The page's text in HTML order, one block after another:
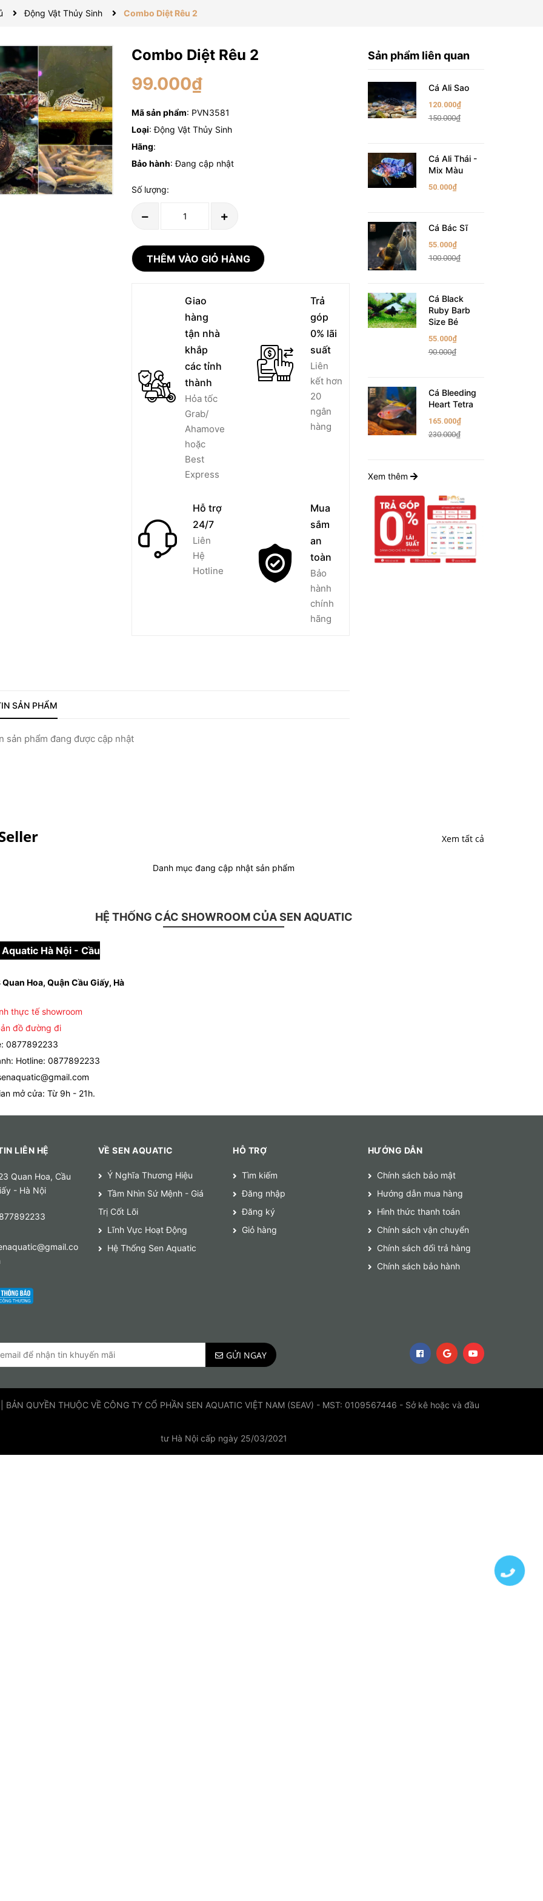
Động Vật Thủy Sinh Combo Diệt Rêu 2
Combo Diệt Rêu 2
99.000₫
Mã sản phẩm: PVN3581
Loại: Động Vật Thủy Sinh
Hãng:
Bảo hành: Đang cập nhật
Số lượng:
THÊM VÀO GIỎ HÀNG
Giao
hàng
tận nhà
khắp
các tỉnh
thành
Hỏa tốc
Grab/
Ahamove
hoặc
Best
Express
Trả
góp
0% lãi
suất
Liên
kết hơn
20
ngân
hàng
Hỗ trợ
24/7
Liên
Hệ
Hotline
Mua
sắm
an
toàn
Bảo
hành
chính
hãng
SẢN PHẨM
sản phẩm đang được cập nhật
Sản phẩm liên quan
Cá Ali Sao
120.000₫
150.000₫
Cá Ali Thái -
Mix Màu
50.000₫
Cá Bác Sĩ
55.000₫
100.000₫
Cá Black
Ruby Barb
Size Bé
55.000₫
90.000₫
Cá Bleeding
Heart Tetra
165.000₫
230.000₫
Xem thêm
Xem tất cả
Danh mục đang cập nhật sản phẩm
HỆ THỐNG CÁC SHOWROOM CỦA SEN AQUATIC
Aquatic Hà Nội - Cầu
Hoa, Quận Cầu Giấy, Hà
thực tế showroom
đồ đường đi
0877892233
Hotline: 0877892233
mở cửa: Từ 9h - 21h.
LIÊN HỆ
Quan Hoa, Cầu
- Hà Nội
VỀ SEN AQUATIC
Ý Nghĩa Thương Hiệu
Tầm Nhìn Sứ Mệnh - Giá
Trị Cốt Lõi
Lĩnh Vực Hoạt Động
Hệ Thống Sen Aquatic
HỖ TRỢ
Tìm kiếm
Đăng nhập
Đăng ký
Giỏ hàng
HƯỚNG DẪN
Chính sách bảo mật
Hướng dẫn mua hàng
Hình thức thanh toán
Chính sách vận chuyển
Chính sách đổi trả hàng
Chính sách bảo hành
GỬI NGAY
BẢN QUYỀN THUỘC VỀ CÔNG TY CỔ PHẦN SEN AQUATIC VIỆT NAM (SEAV) - MST: 0109567446 - Sở kê hoặc và đầu
tư Hà Nội cấp ngày 25/03/2021